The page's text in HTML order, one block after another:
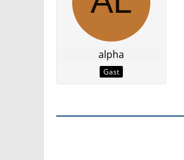
alpha
Gast